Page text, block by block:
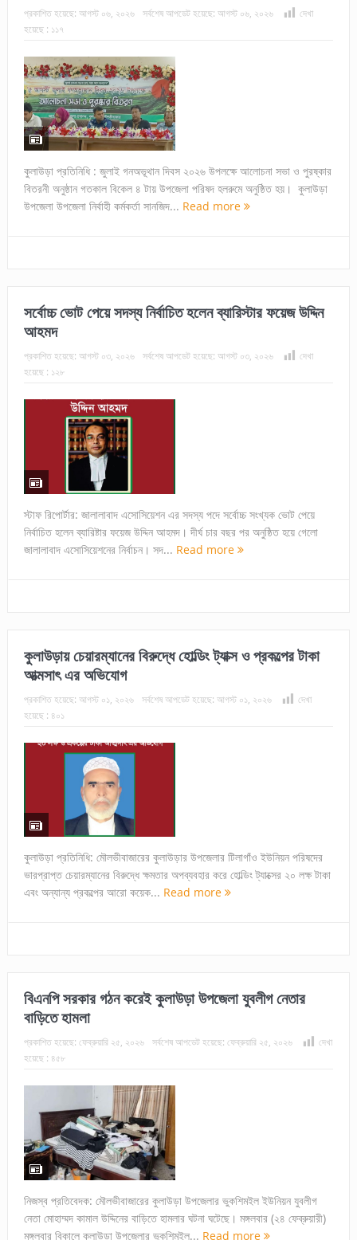
প্রকাশিত হয়েছে: আগস্ট ০৬, ২০২৬ সর্বশেষ আপডেট হয়েছে: আগস্ট ০৬, ২০২৬
দেখা
হয়েছে : ১১৭
কুলাউড়া প্রতিনিধি : জুলাই গনঅভূথান দিবস ২০২৬ উপলক্ষে আলোচনা সভা ও পুরষ্কার
বিতরনী অনুষ্ঠান গতকাল বিকেল ৪ টায় উপজেলা পরিষদ হলরুমে অনুষ্ঠিত হয়। কুলাউড়া
উপজেলা উপজেলা নির্বাহী কর্মকর্তা সানজিদ... Read more
সর্বোচ্চ ভোট পেয়ে সদস্য নির্বাচিত হলেন ব্যারিস্টার ফয়েজ উদ্দিন
আহমদ
প্রকাশিত হয়েছে: আগস্ট ০৩, ২০২৬ সর্বশেষ আপডেট হয়েছে: আগস্ট ০৩, ২০২৬
দেখা
হয়েছে : ১২৮
স্টাফ রিপোর্টার: জালালাবাদ এসোসিয়েশন এর সদস্য পদে সর্বোচ্চ সংখ্যক ভোট পেয়ে
নির্বাচিত হলেন ব্যারিষ্টার ফয়েজ উদ্দিন আহমদ। দীর্ঘ চার বছর পর অনুষ্ঠিত হয়ে গেলো
জালালাবাদ এসোসিয়েশনের নির্বাচন। সদ... Read more
কুলাউড়ায় চেয়ারম্যানের বিরুদ্ধে হোল্ডিং ট্যাক্স ও প্রকল্পের টাকা
আত্মসাৎ এর অভিযোগ
প্রকাশিত হয়েছে: আগস্ট ০১, ২০২৬ সর্বশেষ আপডেট হয়েছে: আগস্ট ০১, ২০২৬
দেখা
হয়েছে : ৪০১
কুলাউড়া প্রতিনিধি: মৌলভীবাজারের কুলাউড়ার উপজেলার টিলাগাঁও ইউনিয়ন পরিষদের
ভারপ্রাপ্ত চেয়ারম্যানের বিরুদ্ধে ক্ষমতার অপব্যবহার করে হোল্ডিং ট্যাক্সের ২০ লক্ষ টাকা
এবং অন্যান্য প্রকল্পের আরো কয়েক... Read more
বিএনপি সরকার গঠন করেই কুলাউড়া উপজেলা যুবলীগ নেতার
বাড়িতে হামলা
প্রকাশিত হয়েছে: ফেব্রুয়ারি ২৫, ২০২৬ সর্বশেষ আপডেট হয়েছে: ফেব্রুয়ারি ২৫, ২০২৬
দেখা
হয়েছে : ৪৫৮
নিজস্ব প্রতিবেদক: মৌলভীবাজারের কুলাউড়া উপজেলার ভুকশিমইল ইউনিয়ন যুবলীগ
নেতা মোহাম্মদ কামাল উদ্দিনের বাড়িতে হামলার ঘটনা ঘটেছে। মঙ্গলবার (২৪ ফেব্রুয়ারী)
মঙ্গলবার বিকালে কুলাউড়া উপজেলার ভুকশিমইল... Read more